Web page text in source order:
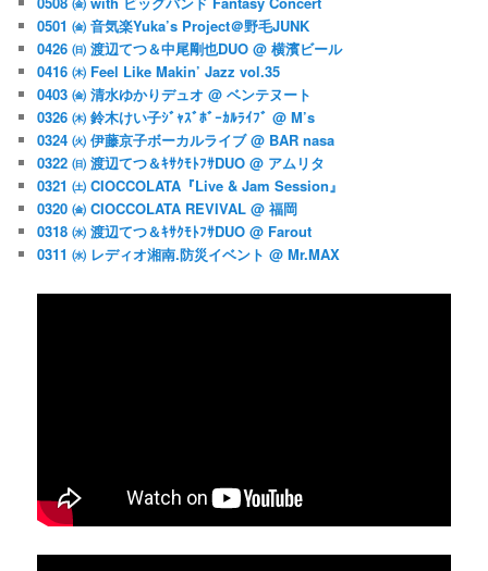
0501 ㈮ 音気楽Yuka’s Project＠野毛JUNK
0426 ㈰ 渡辺てつ＆中尾剛也DUO @ 横濱ビール
0416 ㈭ Feel Like Makin’ Jazz vol.35
0403 ㈮ 清水ゆかりデュオ @ ベンテヌート
0326 ㈭ 鈴木けい子ｼﾞｬｽﾞﾎﾞｰｶﾙﾗｲﾌﾞ @ M’s
0324 ㈫ 伊藤京子ボーカルライブ @ BAR nasa
0322 ㈰ 渡辺てつ＆ｷｻｸﾓﾄﾌｻDUO @ アムリタ
0321 ㈯ CIOCCOLATA『Live & Jam Session』
0320 ㈮ CIOCCOLATA REVIVAL @ 福岡
0318 ㈬ 渡辺てつ＆ｷｻｸﾓﾄﾌｻDUO @ Farout
0311 ㈬ レディオ湘南.防災イベント @ Mr.MAX